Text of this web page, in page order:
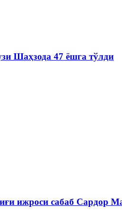
Шаҳзода 47 ёшга тўлди
ижроси сабаб Сардор